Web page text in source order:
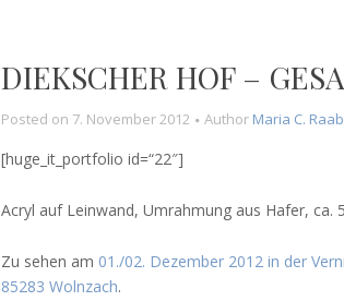
DIEKSCHER HOF –
Posted on 7. November 2012 Author Maria C.
[huge_it_portfolio id=“22″]
Acryl auf Leinwand, Umrahmung aus Hafer,
Zu sehen am 01./02. Dezember 2012 in der
85283 Wolnzach.